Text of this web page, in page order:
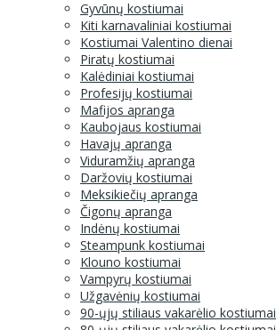
Gyvūnų kostiumai
Kiti karnavaliniai kostiumai
Kostiumai Valentino dienai
Piratų kostiumai
Kalėdiniai kostiumai
Profesijų kostiumai
Mafijos apranga
Kaubojaus kostiumai
Havajų apranga
Viduramžių apranga
Daržovių kostiumai
Meksikiečių apranga
Čigonų apranga
Indėnų kostiumai
Steampunk kostiumai
Klouno kostiumai
Vampyrų kostiumai
Užgavėnių kostiumai
90-ųjų stiliaus vakarėlio kostiumai